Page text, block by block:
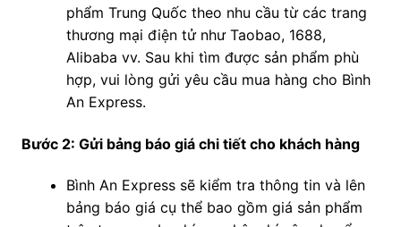
phẩm Trung Quốc theo nhu cầu từ các trang
thương mại điện tử như Taobao, 1688,
Alibaba vv. Sau khi tìm được sản phẩm phù
hợp, vui lòng gửi yêu cầu mua hàng cho Bình
An Express.
Bước 2: Gửi bảng báo giá chi tiết cho khách hàng
Bình An Express sẽ kiểm tra thông tin và lên
bảng báo giá cụ thể bao gồm giá sản phẩm